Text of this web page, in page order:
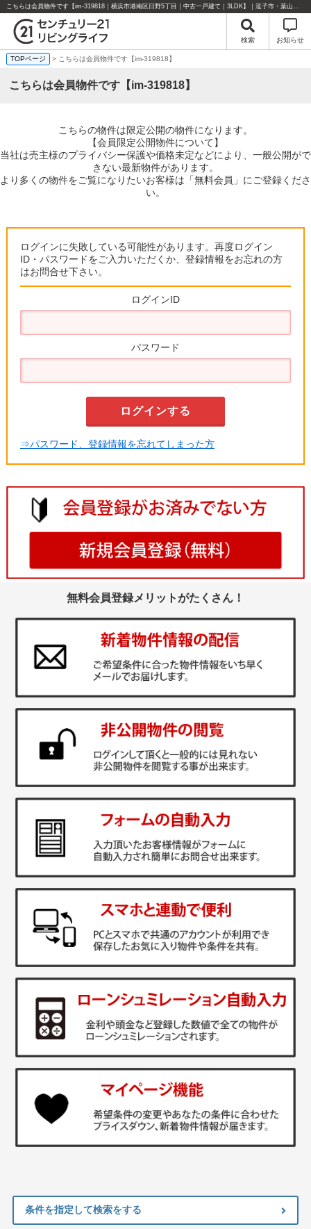
こちらは会員物件です【im-319818｜横浜市港南区日野5丁目｜中古一戸建て｜3LDK】｜逗子市・葉山町・湘南エリアの不動産のことならセンチュリー21リビングライフにお任せください！
検索 お知らせ
TOPページ > こちらは会員物件です【im-319818】
こちらは会員物件です【im-319818】
こちらの物件は限定公開の物件になります。
【会員限定公開物件について】
当社は売主様のプライバシー保護や価格未定などにより、一般公開がで
きない最新物件があります。
より多くの物件をご覧になりたいお客様は「無料会員」にご登録くださ
い。
ログインに失敗している可能性があります。再度ログイン
ID・パスワードをご入力いただくか、登録情報をお忘れの方
はお問合せ下さい。
ログインID
パスワード
⇒パスワード、登録情報を忘れてしまった方
無料会員登録メリットがたくさん！
条件を指定して検索をする